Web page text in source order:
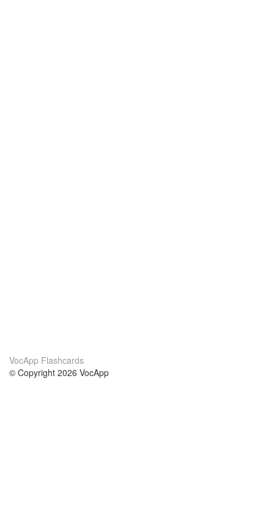
VocApp Flashcards
© Copyright 2026 VocApp